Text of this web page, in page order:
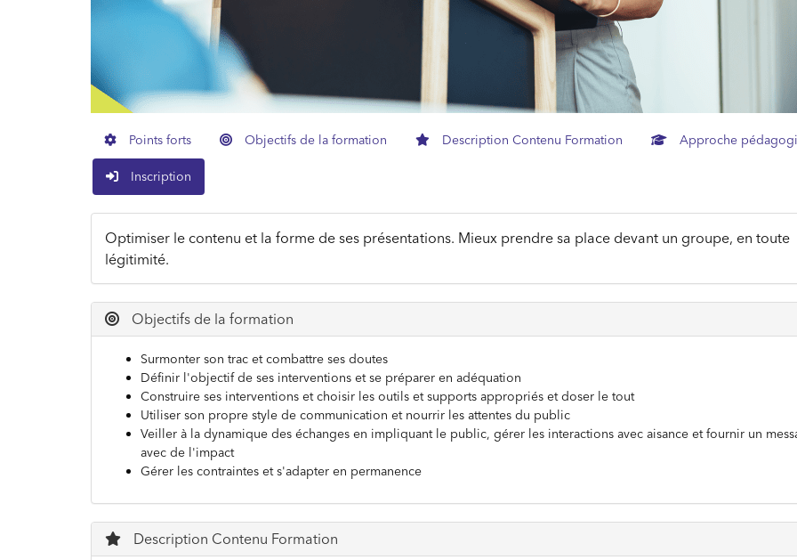
Points forts Objectifs de la formation Description Contenu Formation Approche
Inscription
Optimiser le contenu et la forme de ses présentations. Mieux prendre sa place devant un groupe, en toute
légitimité.
Objectifs de la formation
Surmonter son trac et combattre ses doutes
Définir l'objectif de ses interventions et se préparer en adéquation
Construire ses interventions et choisir les outils et supports appropriés et doser le tout
Utiliser son propre style de communication et nourrir les attentes du public
Veiller à la dynamique des échanges en impliquant le public, gérer les interactions avec aisance et fournir un
avec de l'impact
Gérer les contraintes et s'adapter en permanence
Description Contenu Formation